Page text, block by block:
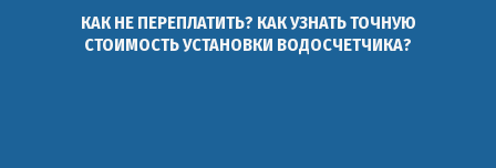
КАК НЕ ПЕРЕПЛАТИТЬ? КАК УЗНАТЬ ТОЧНУЮ
СТОИМОСТЬ УСТАНОВКИ ВОДОСЧЕТЧИКА?